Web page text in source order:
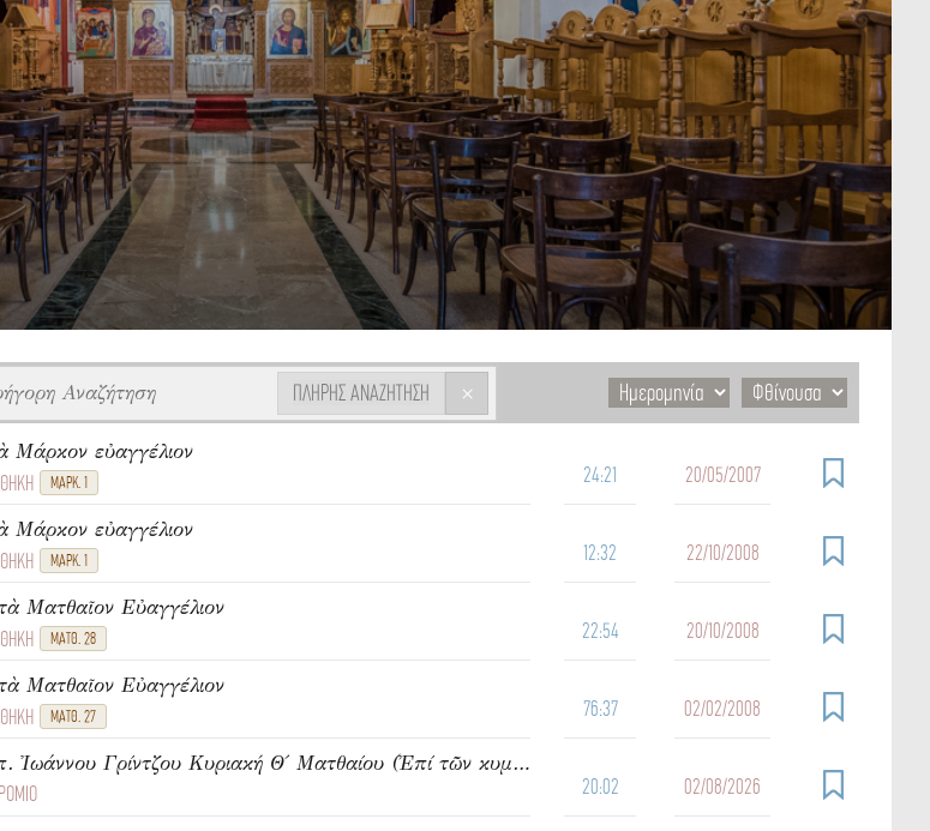
ΠΛΉΡΗΣ ΑΝΑΖΉΤΗΣΗ ×
Μάρκον εὐαγγέλιον
ΜΑΡΚ. 1 24:21 20/05/2007
Μάρκον εὐαγγέλιον
ΜΑΡΚ. 1 12:32 22/10/2008
Ματθαῖον Εὐαγγέλιον
ΜΑΤΘ. 28 22:54 20/10/2008
Ματθαῖον Εὐαγγέλιον
ΜΑΤΘ. 27 76:37 02/02/2008
950. Ὁμιλία τοῦ π. Ἰωάννου Γρίντζου Κυριακή Θ΄ Ματθαίου (Ἐπί τῶν κυμάτων)
20:02 02/08/2026